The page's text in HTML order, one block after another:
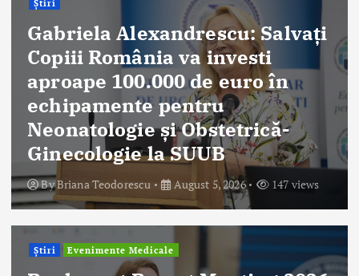
Știri
Gabriela Alexandrescu: Salvați
Copiii România va investi
aproape 100.000 de euro în
echipamente pentru
Neonatologie și Obstetrică-
Ginecologie la SUUB
ByBriana Teodorescu August 5, 2026 147 views
Știri Evenimente Medicale